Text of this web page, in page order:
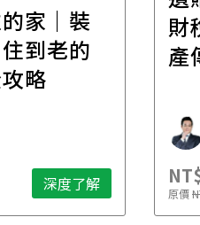
家｜裝
到老的
略
深度了解
財
產
原價